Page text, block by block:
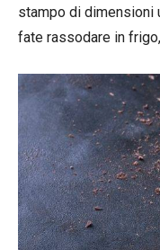
stampo di dimensioni
fate rassodare in